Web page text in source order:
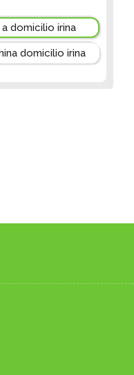
domicilio irina
domicilio irina